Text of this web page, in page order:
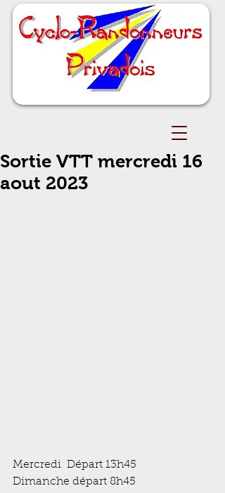
Sortie VTT mercredi 16
aout 2023
Mercredi  Départ 13h45
Dimanche départ 8h45